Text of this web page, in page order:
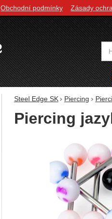
Steel Edge SK Piercing
Piercing
Fotografie
Obchodní podmínky Zásady